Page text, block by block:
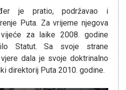
je pratio, podržavao i
Puta. Za vrijeme njegova
za laike 2008. godine
Statut. Sa svoje strane
dala je svoje doktrinalno
direktorij Puta 2010. godine.